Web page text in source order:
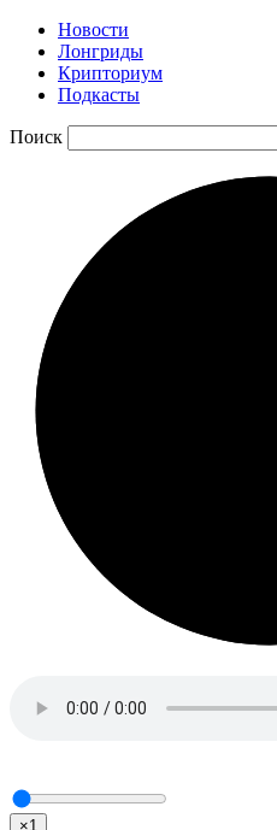
Новости
Лонгриды
Крипториум
Подкасты
Поиск
×1